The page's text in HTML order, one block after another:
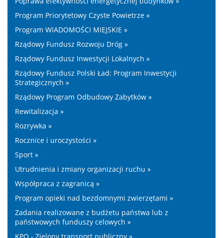
Program Priorytetowy Czyste Powietrze »
Program WIADOMOŚCI MIEJSKIE »
Rządowy Fundusz Rozwoju Dróg »
Rządowy Fundusz Inwestycji Lokalnych »
Rządowy Fundusz Polski Ład: Program Inwestycji
Strategicznych »
Rządowy Program Odbudowy Zabytków »
Rewitalizacja »
Rozrywka »
Rocznice i uroczystości »
Sport »
Utrudnienia i zmiany organizacji ruchu »
Współpraca z zagranicą »
Program opieki nad bezdomnymi zwierzętami »
Zadania realizowane z budżetu państwa lub z
państwowych funduszy celowych »